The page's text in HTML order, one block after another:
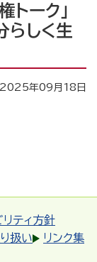
トーク」
らしく生
年09月18日
リティ方針
扱い
リンク集